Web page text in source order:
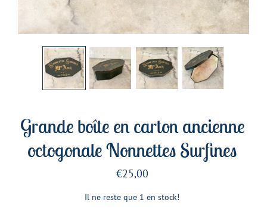
Grande boîte en carton ancienne
octogonale Nonnettes Surfines
€25,00
Il ne reste que 1 en stock!